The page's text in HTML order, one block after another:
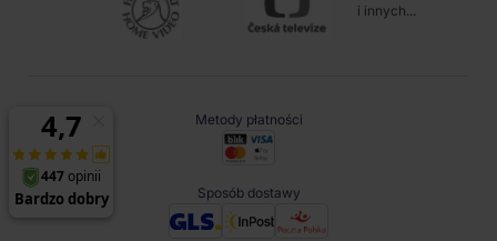
i innych...
Metody płatności
Sposób dostawy